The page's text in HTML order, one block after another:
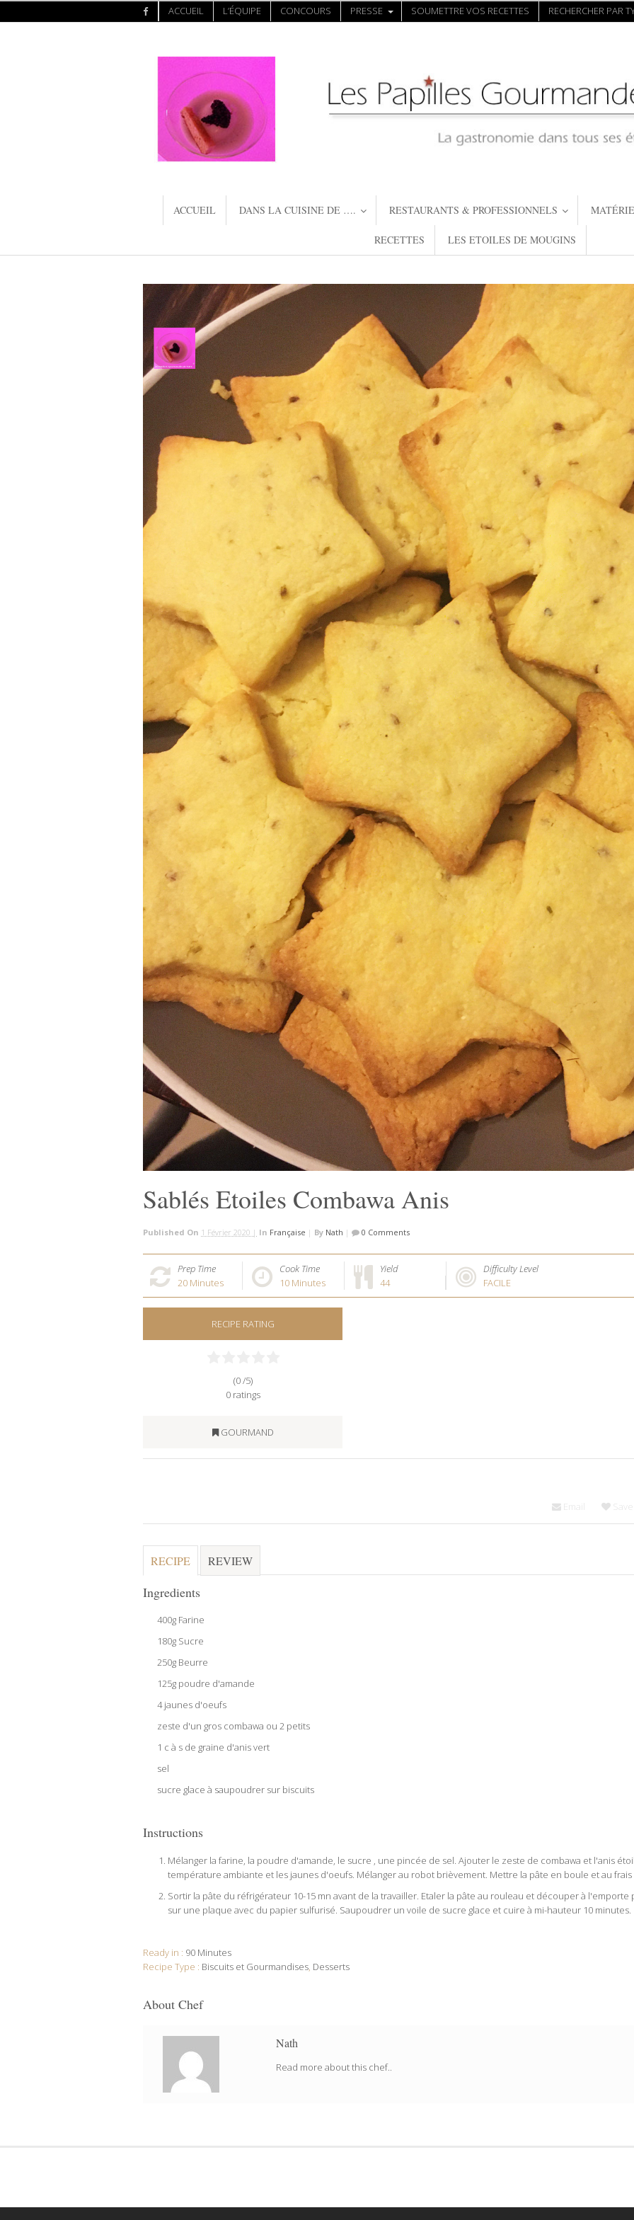
ACCUEIL L’ÉQUIPE CONCOURS PRESSE SOUMETTRE VOS RECETTES RECHERCHER PAR
ACCUEIL DANS LA CUISINE DE …. RESTAURANTS & PROFESSIONNELS
RECETTES LES ETOILES DE MOUGINS
Sablés Etoiles Combawa Anis
Published On 1 Février 2020 | In Française | By Nath | 0 Comments
Prep Time
20 Minutes
Cook Time
10 Minutes
Yield
44
Difficulty Level
FACILE
RECIPE RATING
(0 /5)
0 ratings
GOURMAND
Email Save
RECIPE REVIEW
Ingredients
400g Farine
180g Sucre
250g Beurre
125g poudre d'amande
4 jaunes d'oeufs
zeste d'un gros combawa ou 2 petits
1 c à s de graine d'anis vert
sel
sucre glace à saupoudrer sur biscuits
Instructions
Mélanger la farine, la poudre d'amande, le sucre , une pincée de sel. Ajouter le zeste de combawa et l'anis
température ambiante et les jaunes d'oeufs. Mélanger au robot brièvement. Mettre la pâte en boule et au
Sortir la pâte du réfrigérateur 10-15 mn avant de la travailler. Etaler la pâte au rouleau et découper à
sur une plaque avec du papier sulfurisé. Saupoudrer un voile de sucre glace et cuire à mi-hauteur 10 minutes.
Ready in : 90 Minutes
Recipe Type : Biscuits et Gourmandises, Desserts
About Chef
Nath
Read more about this chef..